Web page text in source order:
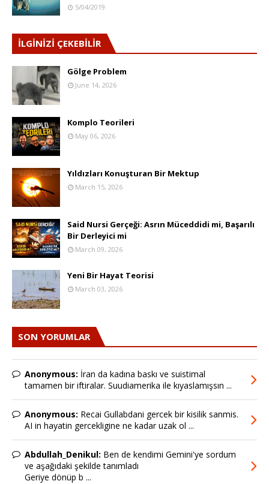
5/04/2019
İLGİNİZİ ÇEKEBİLİR
Gölge Problem
June 14, 2026
Komplo Teorileri
May 06, 2026
Yıldızları Konuşturan Bir Mektup
March 15, 2026
Said Nursi Gerçeği: Asrın Müceddidi mi, Başarılı
Bir Derleyici mi
March 09, 2026
Yeni Bir Hayat Teorisi
March 03, 2026
SON YORUMLAR
Anonymous: İran da kadına baskı ve suistimal
tamamen bir iftiralar. Suudiamerika ile kıyaslamışsın ...
Anonymous: Recai Gullabdani gercek bir kisilik sanmis.
AI in hayatin gercekligine ne kadar uzak ol ...
Abdullah_Denikul: Ben de kendimi Gemini'ye sordum
ve aşağıdaki şekilde tanımladı
Geriye dönüp b ...